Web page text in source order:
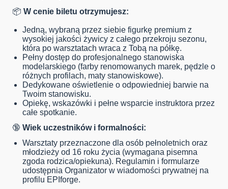
📦 W cenie biletu otrzymujesz:
Jedną, wybraną przez siebie figurkę premium z
wysokiej jakości żywicy z całego przekroju sezonu,
która po warsztatach wraca z Tobą na półkę.
Pełny dostęp do profesjonalnego stanowiska
modelarskiego (farby renomowanych marek, pędzle o
różnych profilach, maty stanowiskowe).
Dedykowane oświetlenie o odpowiedniej barwie na
Twoim stanowisku.
Opiekę, wskazówki i pełne wsparcie instruktora przez
całe spotkanie.
🔞 Wiek uczestników i formalności:
Warsztaty przeznaczone dla osób pełnoletnich oraz
młodzieży od 16 roku życia (wymagana pisemna
zgoda rodzica/opiekuna). Regulamin i formularze
udostępnia Organizator w wiadomości prywatnej na
profilu EPIforge.